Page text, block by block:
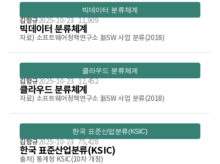
빅데이터 분류체계
김항규2025-10-23 11,909
빅데이터 분류체계
자료) 소프트웨어정책연구소 新SW 사업 분류(2018)
클라우드 분류체계
김항규2025-10-23 12,452
클라우드 분류체계
자료) 소프트웨어정책연구소 新SW 사업 분류(2018)
한국 표준산업분류(KSIC)
김항규2025-10-23 75,428
한국 표준산업분류(KSIC)
출처) 통계청 KSIC(10차 개정)